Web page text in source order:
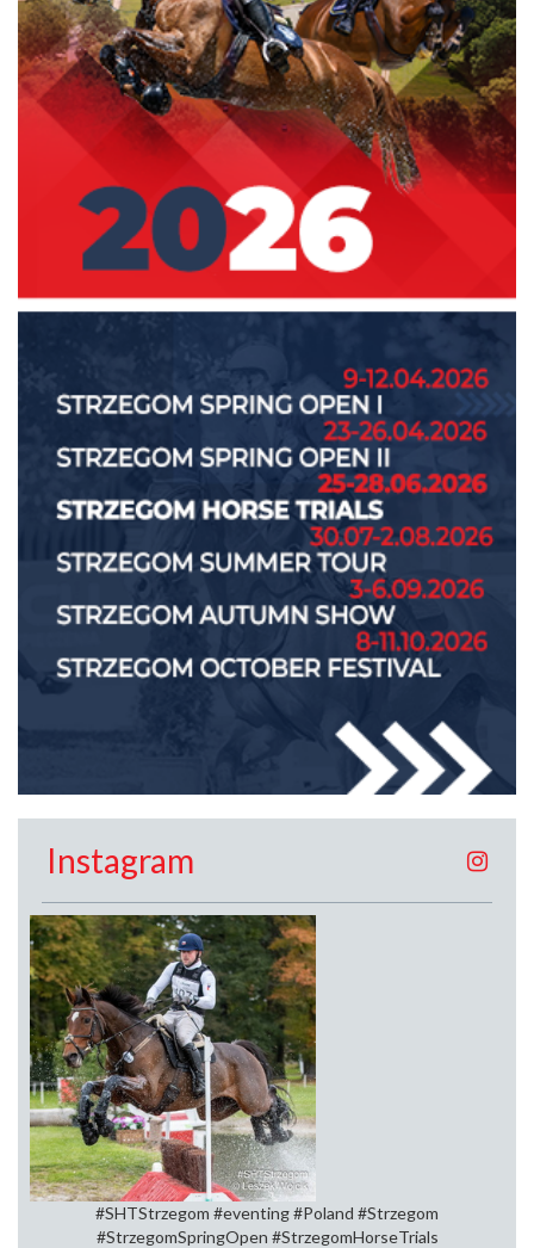
Instagram
#SHTStrzegom #eventing #Poland #Strzegom
#StrzegomSpringOpen⁠ #StrzegomHorseTrials⁠